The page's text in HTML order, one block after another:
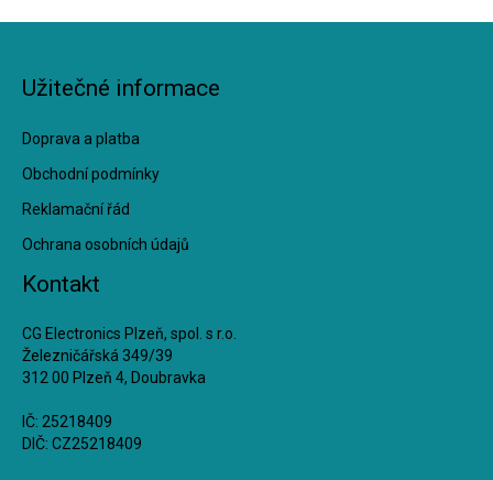
Užitečné informace
Doprava a platba
Obchodní podmínky
Reklamační řád
Ochrana osobních údajů
Kontakt
CG Electronics Plzeň, spol. s r.o.
Železničářská 349/39
312 00 Plzeň 4, Doubravka
IČ: 25218409
DIČ: CZ25218409